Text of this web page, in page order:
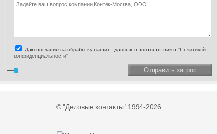
Даю согласие на обработку наших данных в соответствии с "Политикой
конфиденциальности"
Отправить запрос
© "Деловые контакты" 1994-2026